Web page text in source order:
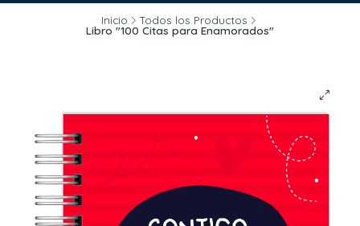
Inicio Todos los Productos
Libro "100 Citas para Enamorados"